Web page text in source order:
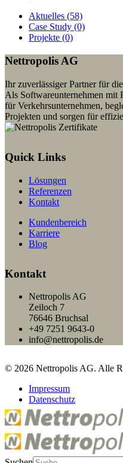
Aktuelles (58)
Case Study (0)
Projekte (0)
Nettropolis AG
Ihr zuverlässiger Partner für
Als Softwareunternehmen mit
für Verkehrsunternehmen,
Projekten und sorgen für
Quick Links
Lösungen
Referenzen
Kontakt
Kundenbereich
Karriere
Blog
Kontakt
Nettropolis AG
Zeiloch 7
76646 Bruchsal
+49 7251 9643-0
info@nettropolis.de
© 2026 Nettropolis AG. Alle
Impressum
Datenschutz